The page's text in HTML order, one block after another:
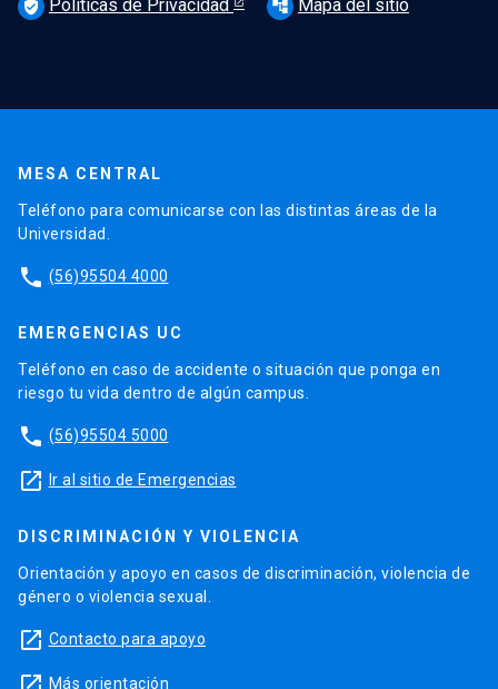
verified_user Políticas de Privacidad account_tree Mapa del sitio
MESA CENTRAL
Teléfono para comunicarse con las distintas áreas de la
Universidad.
phone (56)95504 4000
EMERGENCIAS UC
Teléfono en caso de accidente o situación que ponga en
riesgo tu vida dentro de algún campus.
phone (56)95504 5000
launch Ir al sitio de Emergencias
DISCRIMINACIÓN Y VIOLENCIA
Orientación y apoyo en casos de discriminación, violencia de
género o violencia sexual.
launch Contacto para apoyo
Más orientación